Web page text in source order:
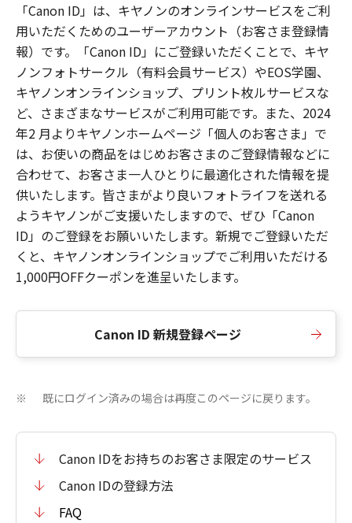
「Canon ID」は、キヤノンのオンラインサービスをご利
用いただくためのユーザーアカウント（お客さま登録情
報）です。「Canon ID」にご登録いただくことで、キヤ
ノンフォトサークル（有料会員サービス）やEOS学園、
キヤノンオンラインショップ、プリント枚ルサービスな
ど、さまざまなサービスがご利用可能です。また、2024
年2 月よりキヤノンホームページ「個人のお客さま」で
は、お使いの商品をはじめお客さまのご登録情報などに
合わせて、お客さま一人ひとりに最適化された情報を提
供いたします。皆さまがより良いフォトライフを送れる
ようキヤノンがご支援いたしますので、ぜひ「Canon
ID」のご登録をお願いいたします。新規でご登録いただ
くと、キヤノンオンラインショップでご利用いただける
1,000円OFFクーポンを進呈いたします。
Canon ID 新規登録ページ
※ 既にログイン済みの場合は再度このページに戻ります。
Canon IDをお持ちのお客さま限定のサービス
Canon IDの登録方法
FAQ